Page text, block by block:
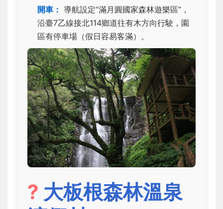
開車： 導航設定“滿月圓國家森林遊樂區”，
沿臺7乙線接北114鄉道往有木方向行駛，園
區有停車場（假日容易客滿）。
? 大板根森林溫泉